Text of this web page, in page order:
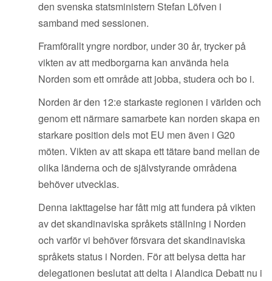
den svenska statsministern Stefan Löfven i
samband med sessionen.
Framförallt yngre nordbor, under 30 år, trycker på
vikten av att medborgarna kan använda hela
Norden som ett område att jobba, studera och bo i.
Norden är den 12:e starkaste regionen i världen och
genom ett närmare samarbete kan norden skapa en
starkare position dels mot EU men även i G20
möten. Vikten av att skapa ett tätare band mellan de
olika länderna och de självstyrande områdena
behöver utvecklas.
Denna iakttagelse har fått mig att fundera på vikten
av det skandinaviska språkets ställning i Norden
och varför vi behöver försvara det skandinaviska
språkets status i Norden. För att belysa detta har
delegationen beslutat att delta i Alandica Debatt nu i